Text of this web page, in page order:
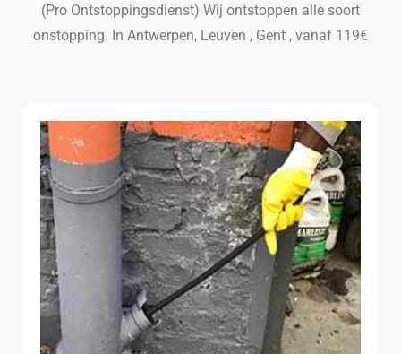
(Pro Ontstoppingsdienst) Wij ontstoppen alle soort
onstopping. In Antwerpen, Leuven , Gent , vanaf 119€